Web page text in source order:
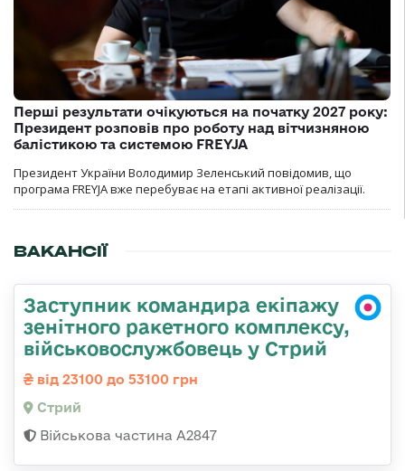
Перші результати очікуються на початку 2027 року:
Президент розповів про роботу над вітчизняною
балістикою та системою FREYJA
Президент України Володимир Зеленський повідомив, що
програма FREYJA вже перебуває на етапі активної реалізації.
ВАКАНСІЇ
Заступник командира екіпажу
зенітного ракетного комплексу,
військовослужбовець у Стрий
від 23100 до 53100 грн
Стрий
Військова частина А2847